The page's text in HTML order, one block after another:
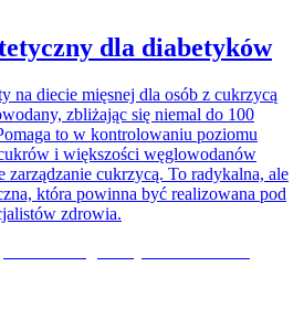
dla diabetyków
na diecie mięsnej dla osób z cukrzycą
zbliżając się niemal do 100
to w kontrolowaniu poziomu
i większości węglowodanów
zarządzanie cukrzycą. To radykalna, ale
która powinna być realizowana pod
zdrowia.